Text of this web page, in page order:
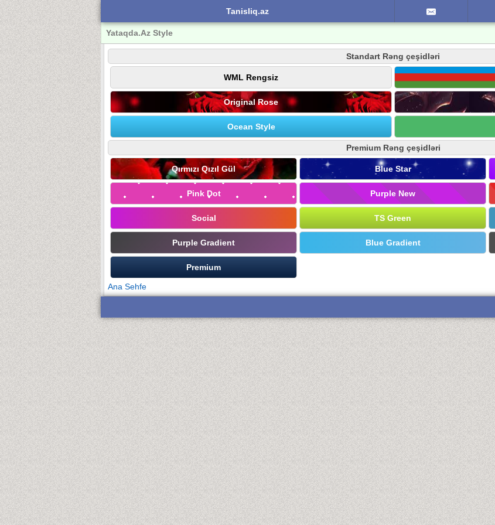
Tanisliq.az
Yataqda.Az Style
Standart Rəng çeşidləri
WML Rengsiz
Original Rose
Ocean Style
Premium Rəng çeşidləri
Qırmızı Qızıl Gül Blue Star
Pink Dot Purple New
Social TS Green
Purple Gradient Blue Gradient
Premium
Ana Sehfe